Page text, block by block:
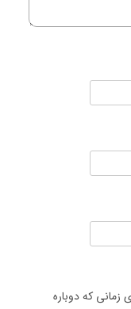
زمانی که دوباره